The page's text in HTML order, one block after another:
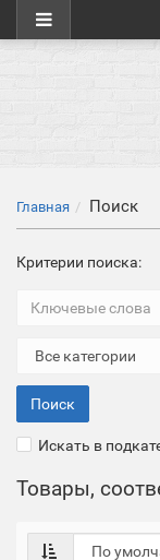
Главная Поиск
Критерии поиска:
Искать в
Товары,